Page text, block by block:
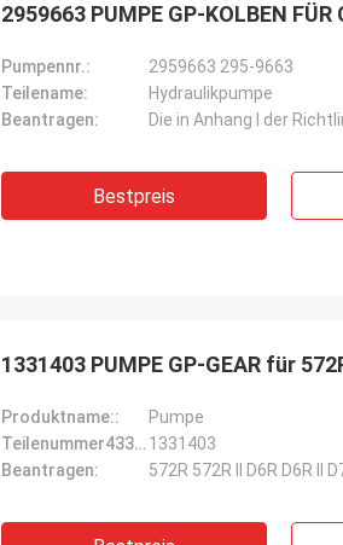
2959663 PUMPE GP-KOLBEN
Pumpennr.:
2959663 295-9663
Teilename:
Hydraulikpumpe
Beantragen:
Bestpreis
1331403 PUMPE GP-GEAR für
Produktname::
Pumpe
Teilenummer43316714358274 4399045ECT.: 1331403
Beantragen:
572R 572R II D6R D6R II